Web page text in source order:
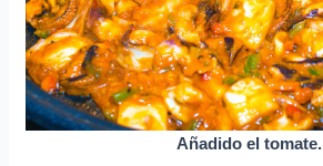
Añadido el tomate.